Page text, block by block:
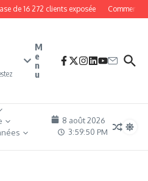
de 16 272 clients exposée Comment
M
e
n
u
8 août 2026
3:59:51 PM